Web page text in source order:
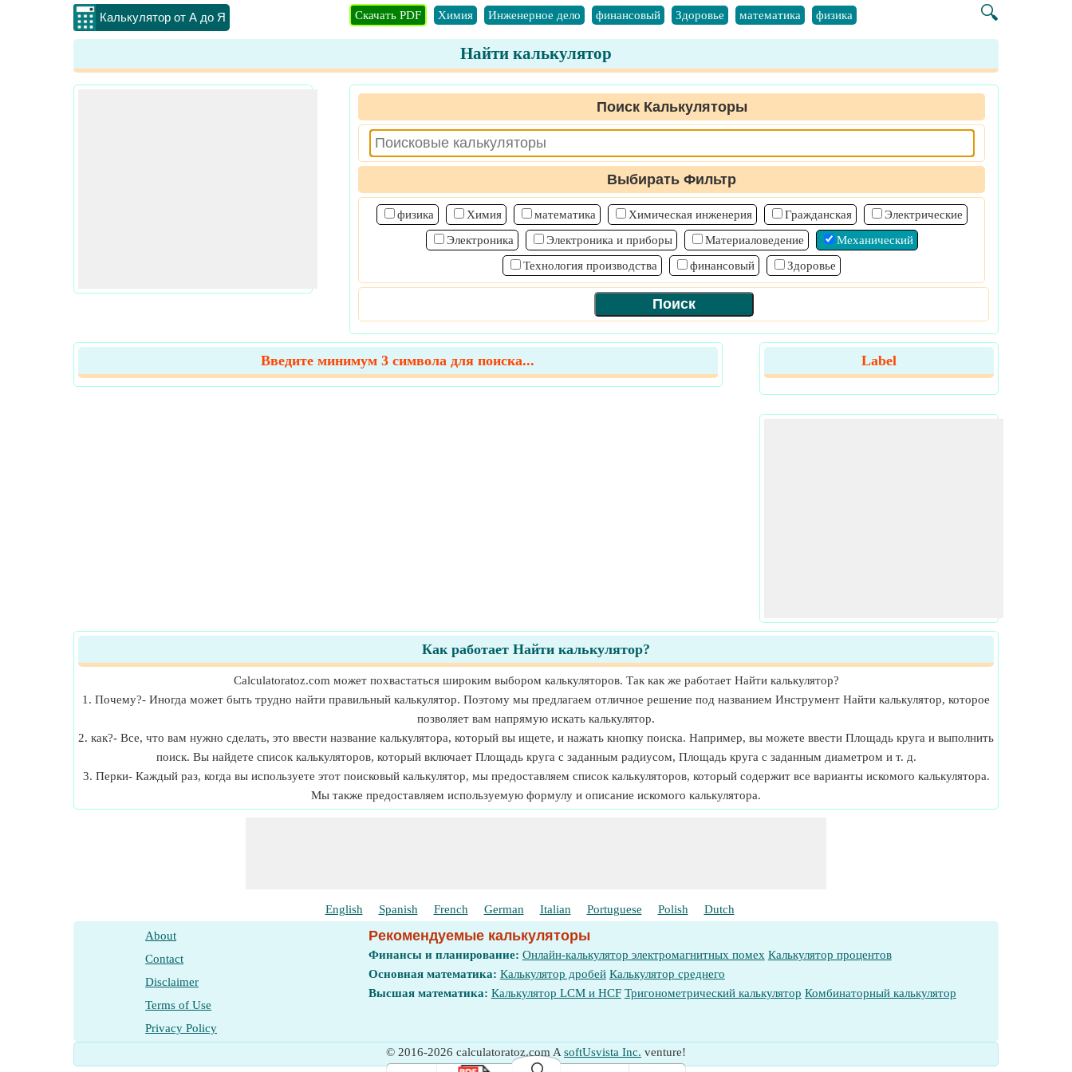
Калькулятор от А до Я 🔍
Скачать PDF Химия Инженерное дело финансовый Здоровье математика физика
Найти калькулятор
Поиск Калькуляторы
Выбирать Фильтр
физика Химия математика Химическая инженерия Гражданская
Электрические
Электроника
Электроника и приборы Материаловедение
Механический
Технология производства
финансовый Здоровье
Введите минимум 3 символа для поиска... Label
Как работает Найти калькулятор?
Calculatoratoz.com может похвастаться широким выбором калькуляторов. Так как же работает Найти калькулятор?
1. Почему?- Иногда может быть трудно найти правильный калькулятор. Поэтому мы предлагаем отличное решение под названием Инструмент Найти калькулятор, которое
позволяет вам напрямую искать калькулятор.
2. как?- Все, что вам нужно сделать, это ввести название калькулятора, который вы ищете, и нажать кнопку поиска. Например, вы можете ввести Площадь круга и выполнить
поиск. Вы найдете список калькуляторов, который включает Площадь круга с заданным радиусом, Площадь круга с заданным диаметром и т. д.
3. Перки- Каждый раз, когда вы используете этот поисковый калькулятор, мы предоставляем список калькуляторов, который содержит все варианты искомого калькулятора.
Мы также предоставляем используемую формулу и описание искомого калькулятора.
English Spanish French German Italian Portuguese Polish Dutch
About
Contact
Disclaimer
Terms of Use
Privacy Policy
Рекомендуемые калькуляторы
Финансы и планирование: Онлайн-калькулятор электромагнитных помех Калькулятор процентов
Основная математика: Калькулятор дробей Калькулятор среднего
Высшая математика: Калькулятор LCM и HCF Тригонометрический калькулятор Комбинаторный калькулятор
© 2016-2026 calculatoratoz.com A softUsvista Inc. venture!